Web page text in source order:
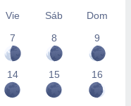
Vie Sáb
Dom
7 8 9
14 15 16